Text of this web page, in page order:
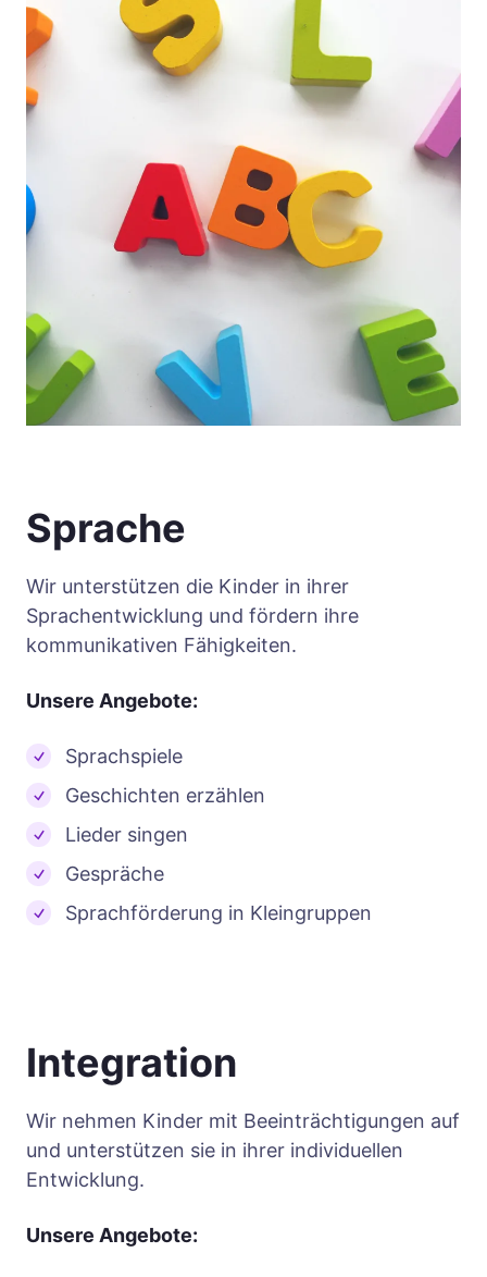
Sprache
Wir unterstützen die Kinder in ihrer
Sprachentwicklung und fördern ihre
kommunikativen Fähigkeiten.
Unsere Angebote:
Sprachspiele
Geschichten erzählen
Lieder singen
Gespräche
Sprachförderung in Kleingruppen
Integration
Wir nehmen Kinder mit Beeinträchtigungen auf
und unterstützen sie in ihrer individuellen
Entwicklung.
Unsere Angebote: